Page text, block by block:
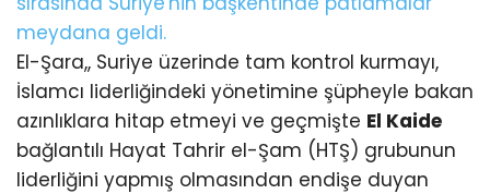
El-Şara,, Suriye üzerinde tam kontrol kurmayı,
İslamcı liderliğindeki yönetimine şüpheyle bakan
azınlıklara hitap etmeyi ve geçmişte El Kaide
bağlantılı Hayat Tahrir el-Şam (HTŞ) grubunun
liderliğini yapmış olmasından endişe duyan